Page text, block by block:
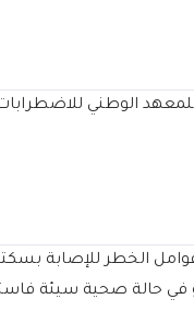
الوطني
الخطر للإصابة بسكتة